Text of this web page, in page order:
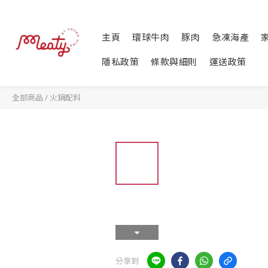
主頁 環球牛肉 豚肉 急凍海產
隱私政策 條款與細則 運送政策
全部商品 / 火鍋配料
分享到